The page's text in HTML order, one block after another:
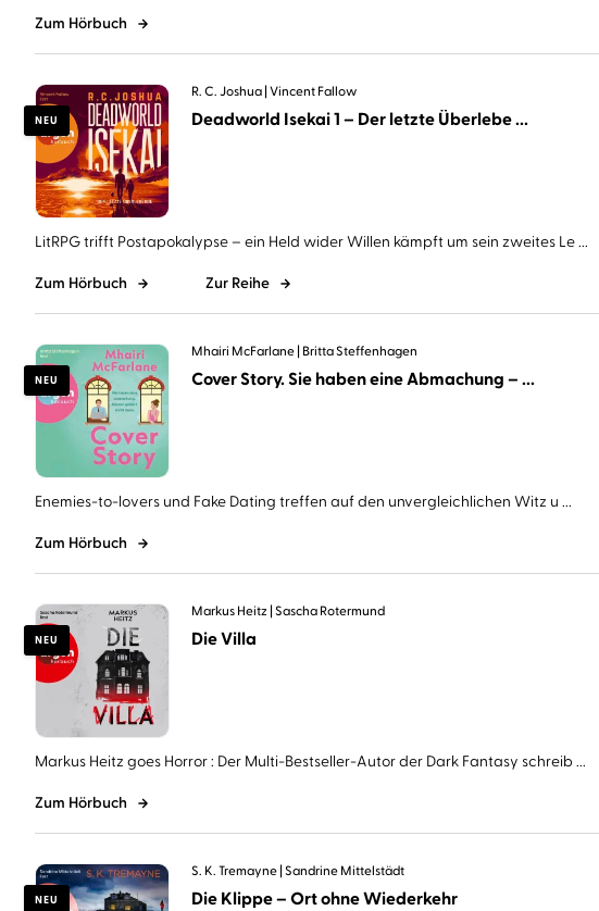
Zum Hörbuch
NEU
R. C. Joshua Vincent Fallow
Deadworld Isekai 1 – Der letzte Überlebe ...
LitRPG trifft Postapokalypse – ein Held wider Willen kämpft um sein zweites Le ...
Zum Hörbuch Zur Reihe
NEU
Mhairi McFarlane Britta Steffenhagen
Cover Story. Sie haben eine Abmachung – ...
Enemies-to-lovers und Fake Dating treffen auf den unvergleichlichen Witz u ...
Zum Hörbuch
NEU
Markus Heitz Sascha Rotermund
Die Villa
Markus Heitz goes Horror : Der Multi-Bestseller-Autor der Dark Fantasy schreib ...
Zum Hörbuch
NEU
S. K. Tremayne Sandrine Mittelstädt
Die Klippe – Ort ohne Wiederkehr